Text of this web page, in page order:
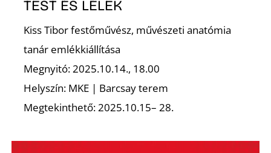
TEST ÉS LÉLEK
Kiss Tibor festőművész, művészeti anatómia
tanár emlékkiállítása
Megnyitó: 2025.10.14., 18.00
Helyszín: MKE | Barcsay terem
Megtekinthető: 2025.10.15– 28.